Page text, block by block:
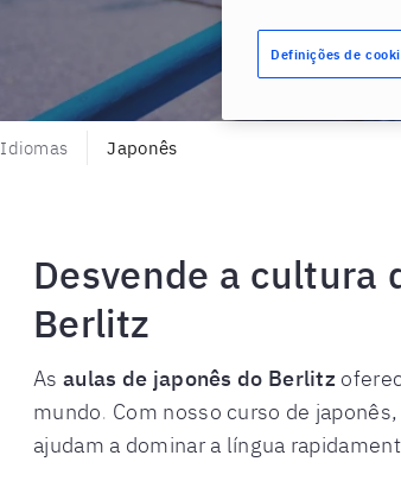
Idiomas Japonês
Desvende a cultura
Berlitz
As aulas de japonês do Berlitz
mundo. Com nosso curso de
ajudam a dominar a língua
Definições de